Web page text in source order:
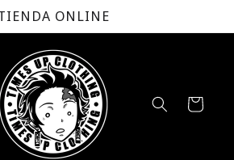
ONLINE
Carrito